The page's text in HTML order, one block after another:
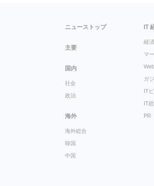
ニューストップ
主要
国内
社会
政治
海外
海外総合
韓国
中国
IT
経
マ
Web
ガ
IT
IT
PR